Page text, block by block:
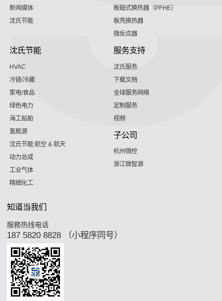
新闻媒体
沈氏节能
板翅式换热器（PFHE）
板壳换热器
微反应器
沈氏节能
HVAC
冷链/冷藏
家电/食品
绿色电力
海工船舶
氢能源
沈氏节能:航空 & 航天
动力总成
工业气体
精细化工
服务支持
沈氏服务
下载文档
全球服务网络
定制服务
视频
子公司
杭州微控
浙江微智源
知道当我们
服務热线电话
187 5820 8828 （小程序同号）